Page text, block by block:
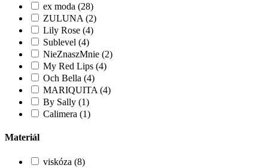
ex moda (28)
ZULUNA (2)
Lily Rose (4)
Sublevel (4)
NieZnaszMnie (2)
My Red Lips (4)
Och Bella (4)
MARIQUITA (4)
By Sally (1)
Calimera (1)
Materiál
viskóza (8)